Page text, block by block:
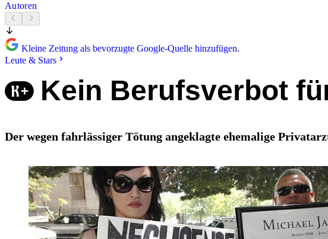
Autoren
Kleine Zeitung als bevorzugte Google-Quelle hinzufügen.
Leute & Stars
Kein Berufsverbot
Der wegen fahrlässiger Tötung angeklagte ehemalige